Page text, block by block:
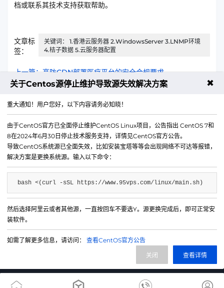
档或联系其技术支持获取帮助。
文章标
签：
关键词： 1.香港云服务器 2.WindowsServer 3.LNMP环境
4.桔子数据 5.云服务器配置
上一篇：高防CDN部署医疗平台的安全合规要求
微信公众号
IDC/ISP证号 B1-20214840
关于Centos源停止维护导致源失效解决方案 ✖
重大通知！用户您好，以下内容请务必知晓！
由于CentOS官方已全面停止维护CentOS Linux项目，公告指出 CentOS 7和
8在2024年6月30日停止技术服务支持，详情见CentOS官方公告。
导致CentOS系统源已全面失效，比如安装宝塔等等会出现网络不可达等报错，
解决方案是更换系统源。输入以下命令：
bash <(curl -sSL https://www.95vps.com/linux/main.sh)
然后选择阿里云或者其他源，一直按回车不要选Y。源更换完成后，即可正常安
装软件。
如需了解更多信息，请访问： 查看CentOS官方公告
查看详情
关闭